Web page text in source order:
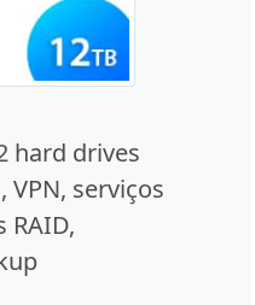
hard drives
VPN, serviços
RAID,